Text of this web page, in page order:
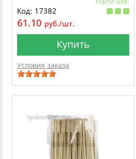
Код: 17382
61.10 руб./шт.
Купить
Условия заказа